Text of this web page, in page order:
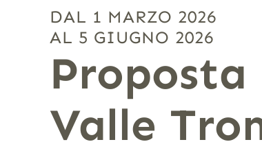
DAL 1 MARZO 2026
AL 5 GIUGNO 2026
Valle